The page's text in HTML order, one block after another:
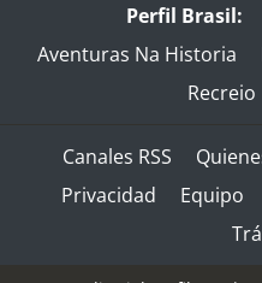
Perfil Brasil:
Aventuras Na Historia
Recreio
Canales RSS
Privacidad
Equipo